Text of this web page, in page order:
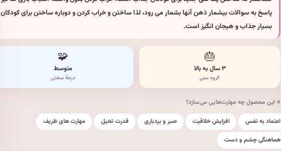
پاسخ به سوالات بیشمار ذهن آنها بشمار می رود، لذا ساختن و خراب کردن و دوباره ساختن برای کودکان
بسیار جذاب و هیجان انگیز است.
🎂
۳ سال به بالا
گروه سنی
🧩
متوسط
درجهٔ سختی
⭐ این محصول چه مهارت‌هایی می‌سازد؟
اعتماد به نفس افزایش خلاقیت صبر و بردباری قدرت تخیل مهارت های ظریف
هماهنگی چشم و دست